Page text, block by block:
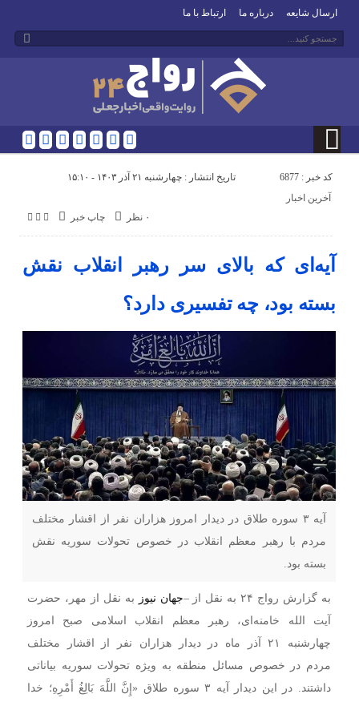
ارسال شایعه درباره ما ارتباط با ما
کد خبر : 6877 تاریخ انتشار : چهارشنبه ۲۱ آذر ۱۴۰۳ - ۱۵:۱۰
چاپ خبر ۰ نظر
آخرین اخبار
آیه‌ای که بالای سر رهبر انقلاب نقش
بسته بود، چه تفسیری دارد؟
آیه ۳ سوره طلاق در دیدار امروز هزاران نفر از اقشار مختلف
مردم با رهبر معظم انقلاب در خصوص تحولات سوریه نقش
بسته بود.
به گزارش رواج ۲۴ به نقل از – جهان نیوز
به نقل از مهر، حضرت
آیت الله خامنه‌ای، رهبر معظم انقلاب اسلامی صبح امروز
چهارشنبه ۲۱ آذر ماه در دیدار هزاران نفر از اقشار مختلف
مردم در خصوص مسائل منطقه به ویژه تحولات سوریه بیاناتی
داشتند. در این دیدار آیه ۳ سوره طلاق «إِنَّ اللَّهَ بَالِغُ أَمْرِهِ؛ خدا